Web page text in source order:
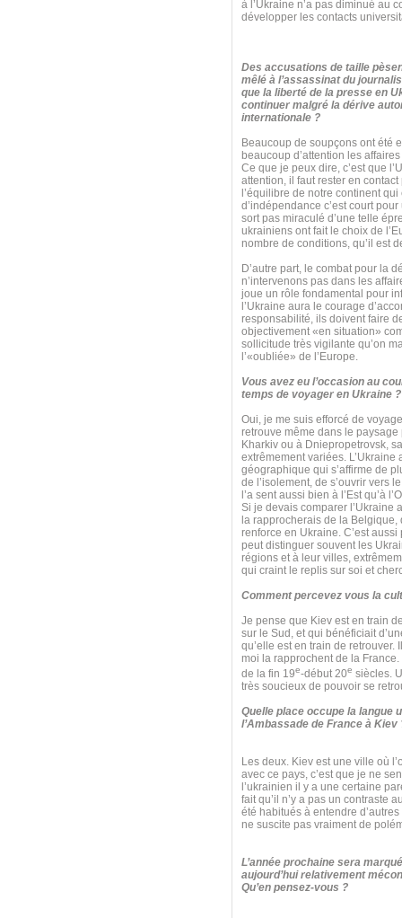
à l’Ukraine n’a pas diminué au
développer les contacts
Des accusations de taille
mêlé à l’assassinat du
que la liberté de la presse en
continuer malgré la dérive
internationale ?
Beaucoup de soupçons ont été
beaucoup d’attention les
Ce que je peux dire, c’est que
attention, il faut rester en
l’équilibre de notre continent
d’indépendance c’est court
sort pas miraculé d’une telle
ukrainiens ont fait le choix de
nombre de conditions, qu’il est
D’autre part, le combat pour la
n’intervenons pas dans les
joue un rôle fondamental pour
l’Ukraine aura le courage
responsabilité, ils doivent faire
objectivement «en situation»
sollicitude très vigilante qu’on
l’«oubliée» de l’Europe.
Vous avez eu l’occasion au
temps de voyager en Ukraine
Oui, je me suis efforcé de
retrouve même dans le paysage
Kharkiv ou à Dniepropetrovsk,
extrêmement variées.
géographique qui s’affirme de
de l’isolement, de s’ouvrir vers
l’a sent aussi bien à l’Est qu’à
Si je devais comparer l’Ukraine
la rapprocherais de la Belgique,
renforce en Ukraine. C’est
peut distinguer souvent les
régions et à leur villes,
qui craint le replis sur soi et
Comment percevez vous la
Je pense que Kiev est en train
sur le Sud, et qui bénéficiait
qu’elle est en train de
moi la rapprochent de la
de la fin 19e-début 20e siècles.
très soucieux de pouvoir se
Quelle place occupe la langue
l’Ambassade de France à Kiev
Les deux. Kiev est une ville où
avec ce pays, c’est que je ne
l’ukrainien il y a une certaine
fait qu’il n’y a pas un contraste
été habitués à entendre
ne suscite pas vraiment de
L’année prochaine sera
aujourd’hui relativement
Qu’en pensez-vous ?